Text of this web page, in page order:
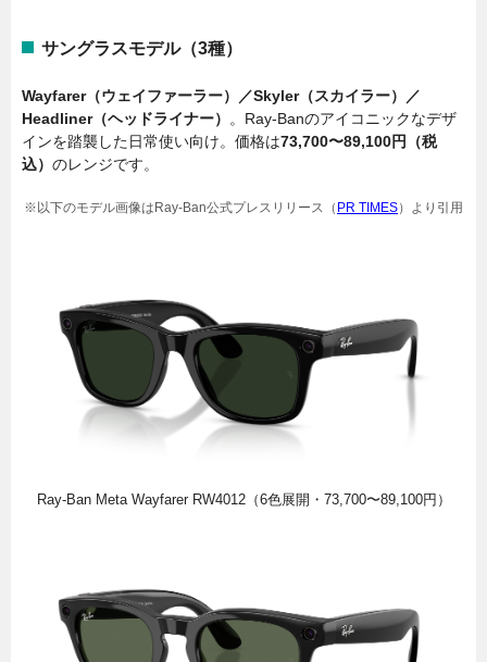
サングラスモデル（3種）
Wayfarer（ウェイファーラー）／Skyler（スカイラー）／
Headliner（ヘッドライナー） 。Ray-Banのアイコニックなデザ
インを踏襲した日常使い向け。価格は73,700〜89,100円（税
込） のレンジです。
※以下のモデル画像はRay-Ban公式プレスリリース（ PR TIMES）より引用
Ray-Ban Meta Wayfarer RW4012（6色展開・73,700〜89,100円）